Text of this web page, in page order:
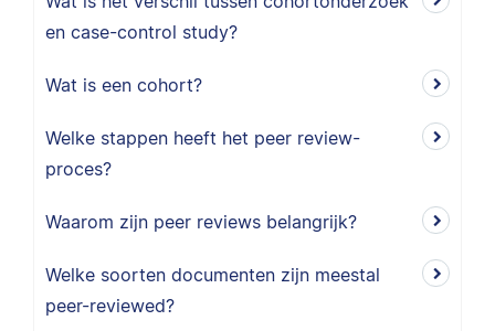
en case-control study?
Wat is een cohort?
Welke stappen heeft het peer review-
proces?
Waarom zijn peer reviews belangrijk?
Welke soorten documenten zijn meestal
peer-reviewed?